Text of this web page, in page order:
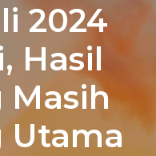
2024
Hasil
Masih
Utama